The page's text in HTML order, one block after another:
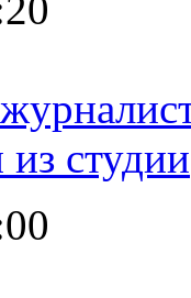
студии